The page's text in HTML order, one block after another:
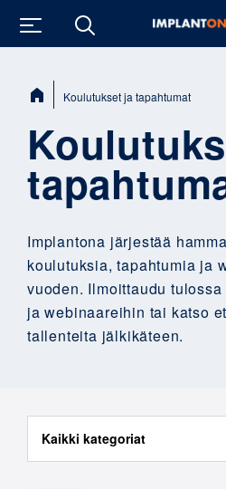
Sijainti:Koulutukset ja tapahtumat
Implantona järjestää
koulutuksia, tapahtumia ja
vuoden. Ilmoittaudu
ja webinaareihin tai katso
tallenteita jälkikäteen.